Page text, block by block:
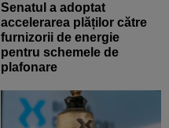
Senatul a adoptat
accelerarea plăților către
furnizorii de energie
pentru schemele de
plafonare